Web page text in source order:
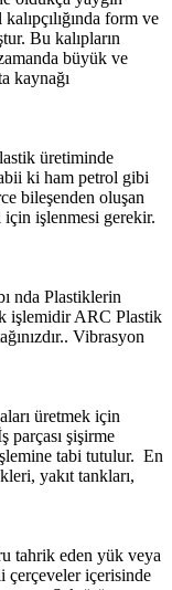
form ve
Bu kalıpların
büyük ve
kaynağı
üretiminde
ki ham petrol gibi
bileşenden oluşan
için işlenmesi gerekir.
nda Plastiklerin
işlemidir ARC Plastik
Vibrasyon
üretmek için
parçası şişirme
tabi tutulur. En
yakıt tankları,
tahrik eden yük veya
çerçeveler içerisinde